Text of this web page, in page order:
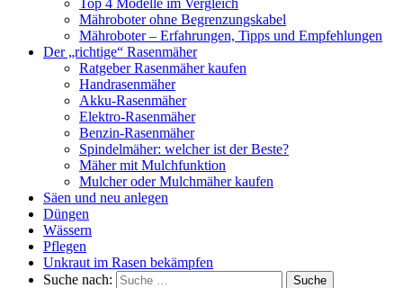
Top 4 Modelle im Vergleich
Mähroboter ohne Begrenzungskabel
Mähroboter – Erfahrungen, Tipps und Empfehlungen
Der „richtige“ Rasenmäher
Ratgeber Rasenmäher kaufen
Handrasenmäher
Akku-Rasenmäher
Elektro-Rasenmäher
Benzin-Rasenmäher
Spindelmäher: welcher ist der Beste?
Mäher mit Mulchfunktion
Mulcher oder Mulchmäher kaufen
Säen und neu anlegen
Düngen
Wässern
Pflegen
Unkraut im Rasen bekämpfen
Suche nach:
Suche